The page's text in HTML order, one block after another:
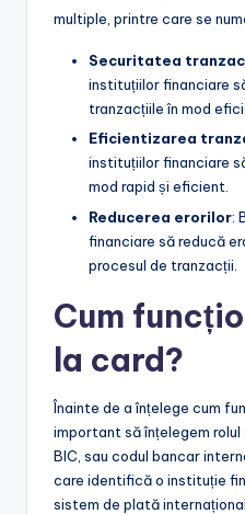
multiple, printre care se
Securitatea
instituțiilor financiare
tranzacțiile în mod
Eficientizarea
instituțiilor financiare
mod rapid și eficient.
Reducerea erorilor:
financiare să reducă
procesul de tranzacții.
Cum
la card?
Înainte de a înțelege cum
important să înțelegem rolul
BIC, sau codul bancar
care identifică o instituție
sistem de plată